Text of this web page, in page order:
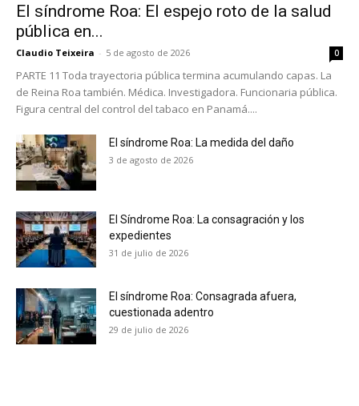
No te pierdas de las
El síndrome Roa: El espejo roto de la salud
pública en...
Claudio Teixeira - 5 de agosto de 2026 0
PARTE 11 Toda trayectoria pública termina acumulando capas. La
de Reina Roa también. Médica. Investigadora. Funcionaria pública.
Figura central del control del tabaco en Panamá....
El síndrome Roa: La medida del daño
3 de agosto de 2026
El Síndrome Roa: La consagración y los
expedientes
31 de julio de 2026
El síndrome Roa: Consagrada afuera,
cuestionada adentro
29 de julio de 2026